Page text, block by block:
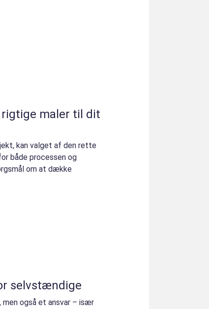
maler til dit
kan valget af den rette
både processen og
om at dække
selvstændige
også et ansvar – især